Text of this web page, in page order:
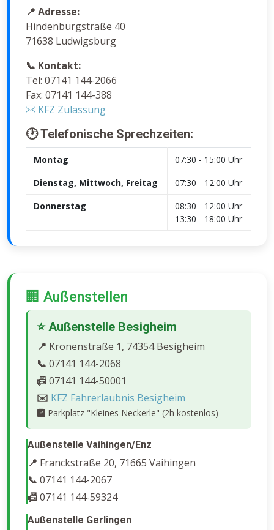
📍 Adresse:
Hindenburgstraße 40
71638 Ludwigsburg
📞 Kontakt:
Tel: 07141 144-2066
Fax: 07141 144-388
KFZ Zulassung
🕐 Telefonische Sprechzeiten:
Montag
07:30 - 15:00 Uhr
Dienstag, Mittwoch, Freitag
07:30 - 12:00 Uhr
Donnerstag
08:30 - 12:00 Uhr
13:30 - 18:00 Uhr
🏢 Außenstellen
⭐ Außenstelle Besigheim
📍 Kronenstraße 1, 74354 Besigheim
📞 07141 144-2068
📠07141 144-50001
✉️ KFZ Fahrerlaubnis Besigheim
🅿️ Parkplatz "Kleines Neckerle" (2h kostenlos)
Außenstelle Vaihingen/Enz
📍 Franckstraße 20, 71665 Vaihingen
📞 07141 144-2067
📠07141 144-59324
Außenstelle Gerlingen